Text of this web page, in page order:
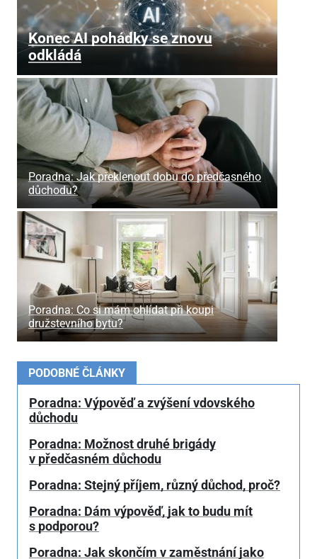
Konec AI pohádky se znovu
odkládá
Poradna: Jak překlenout dobu do předčasného
důchodu?
Poradna: Co si mám ohlídat při koupi
družstevního bytu?
PODOBNÉ ČLÁNKY
Poradna: Výpověď a zvýšení vdovského
důchodu
Poradna: Možnost druhé brigády
v předčasném důchodu
Poradna: Stejný příjem, různý důchod, proč?
Poradna: Dám výpověď, jak to budu mít
s podporou?
Poradna: Jak skončím v zaměstnání jako